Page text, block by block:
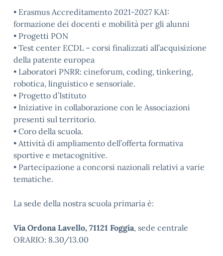
• Erasmus Accreditamento 2021-2027 KA1:
formazione dei docenti e mobilità per gli alunni
• Progetti PON
• Test center ECDL – corsi finalizzati all’acquisizione
della patente europea
• Laboratori PNRR: cineforum, coding, tinkering,
robotica, linguistico e sensoriale.
• Progetto d’Istituto
• Iniziative in collaborazione con le Associazioni
presenti sul territorio.
• Coro della scuola.
• Attività di ampliamento dell’offerta formativa
sportive e metacognitive.
• Partecipazione a concorsi nazionali relativi a varie
tematiche.
La sede della nostra scuola primaria è:
Via Ordona Lavello, 71121 Foggia, sede centrale
ORARIO: 8.30/13.00